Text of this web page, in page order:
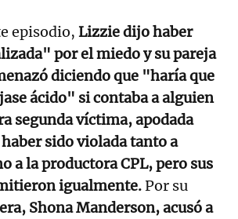
episodio, Lizzie dijo haber
por el miedo y su pareja
diciendo que "haría que
ácido" si contaba a alguien
segunda víctima, apodada
sido violada tanto a
a la productora CPL, pero sus
igualmente.Por su
Shona Manderson, acusó a